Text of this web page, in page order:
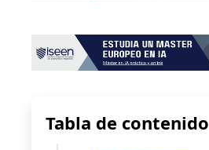
Tabla de contenido